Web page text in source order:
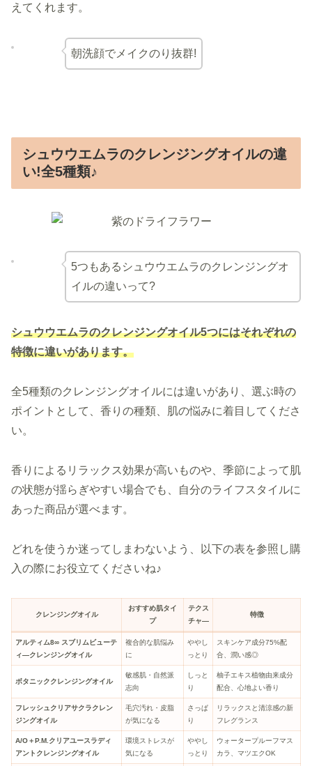
えてくれます。
朝洗顔でメイクのり抜群!
シュウウエムラのクレンジングオイルの違
い!全5種類♪
5つもあるシュウウエムラのクレンジングオ
イルの違いって?
シュウウエムラのクレンジングオイル5つにはそれぞれの
特徴に違いがあります。
全5種類のクレンジングオイルには違いがあり、選ぶ時の
ポイントとして、香りの種類、肌の悩みに着目してくださ
い。
香りによるリラックス効果が高いものや、季節によって肌
の状態が揺らぎやすい場合でも、自分のライフスタイルに
あった商品が選べます。
どれを使うか迷ってしまわないよう、以下の表を参照し購
入の際にお役立てくださいね♪
クレンジングオイル
おすすめ肌タイ
プ
テクス
チャ―
特徴
アルティム8∞ スブリムビューテ
ィ―クレンジングオイル
複合的な肌悩み
に
ややし
っとり
スキンケア成分75%配
合、潤い感◎
ボタニッククレンジングオイル
敏感肌・自然派
志向
しっと
り
柚子エキス植物由来成分
配合、心地よい香り
フレッシュクリアサクラクレン
ジングオイル
毛穴汚れ・皮脂
が気になる
さっぱ
り
リラックスと清涼感の新
フレグランス
A/O＋P.M.クリアユースラディ
アントクレンジングオイル
環境ストレスが
気になる
ややし
っとり
ウォータープルーフマス
カラ、マツエクOK